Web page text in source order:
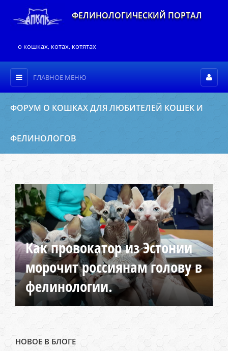
ФЕЛИНОЛОГИЧЕСКИЙ ПОРТАЛ
о кошках, котах, котятах
ГЛАВНОЕ МЕНЮ
ФОРУМ О КОШКАХ ДЛЯ ЛЮБИТЕЛЕЙ КОШЕК И
ФЕЛИНОЛОГОВ
Как провокатор из Эстонии
морочит россиянам голову в
фелинологии.
НОВОЕ В БЛОГЕ